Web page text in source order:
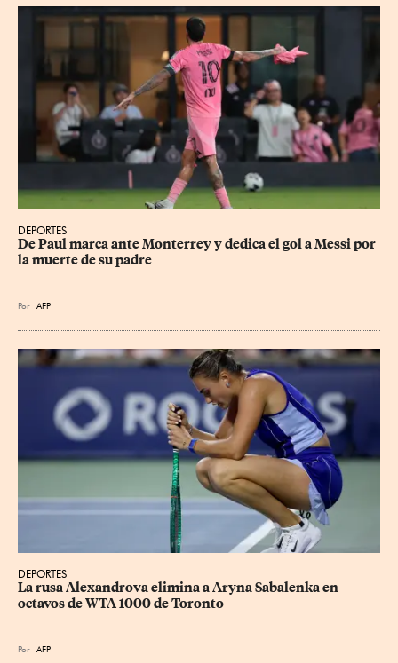
DEPORTES
De Paul marca ante Monterrey y dedica el gol a Messi por
la muerte de su padre
Por AFP
DEPORTES
La rusa Alexandrova elimina a Aryna Sabalenka en
octavos de WTA 1000 de Toronto
Por AFP